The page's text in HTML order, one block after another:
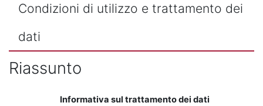
Condizioni di utilizzo e trattamento dei
dati
Riassunto
Informativa sul trattamento dei dati